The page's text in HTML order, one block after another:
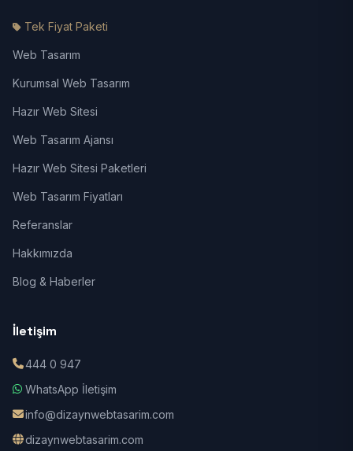
Tek Fiyat Paketi
Web Tasarım
Kurumsal Web Tasarım
Hazır Web Sitesi
Web Tasarım Ajansı
Hazır Web Sitesi Paketleri
Web Tasarım Fiyatları
Referanslar
Hakkımızda
Blog & Haberler
İletişim
444 0 947
WhatsApp İletişim
info@dizaynwebtasarim.com
dizaynwebtasarim.com